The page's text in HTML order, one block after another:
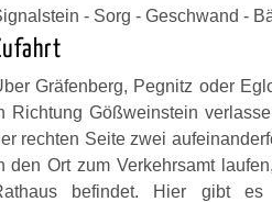
- Sorg - Geschwand -
Gräfenberg, Pegnitz oder
Richtung Gößweinstein
rechten Seite zwei
den Ort zum Verkehrsamt
befindet. Hier gibt es